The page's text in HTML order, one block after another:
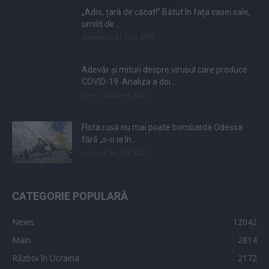
„Adio, țară de căcat!” Bătut în fața casei sale,
umilit de...
Adevăr și mituri despre virusul care produce
COVID-19. Analiza a doi...
Flota rusă nu mai poate bombarda Odessa
fără „s-o ia în...
CATEGORIE POPULARĂ
News
12042
Main
2814
Război în Ucraina
2172